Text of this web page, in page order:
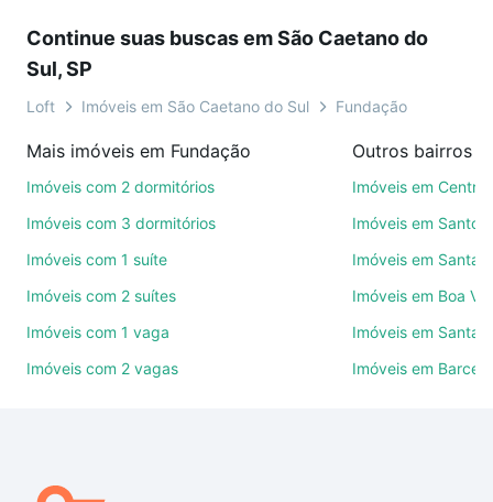
é grátis, sem compromisso e você ainda conta com
mais de 46 mil corretores e imobiliárias te ajudando
na compra, venda ou troca de imóveis.
Como escolher um imóvel?
Use barra de busca no topo para pesquisar por
ruas, bairros e até condomínios favoritos. Você
quartos, suítes, com ou sem vaga de garagem para
combinar perfeitamente com o preço, metragem e
comodidades, como piscina, academia, salão de
festas ou área verde e encontrar Imóveis à venda
em Fundação, São Caetano do Sul, SP ideal para
Continue suas buscas em São Caetano do
Sul, SP
Loft Imóveis em São Caetano do Sul Fundação
Mais imóveis em Fundação
Imóveis com 2 dormitórios
Imóveis com 3 dormitórios
Imóveis com 1 suíte
Imóveis com 2 suítes
Imóveis com 1 vaga
Imóveis com 2 vagas
Imóveis em Centro
Imóveis em Santo
Imóveis em Santa
Imóveis em Boa
Imóveis em Santa
Imóveis em